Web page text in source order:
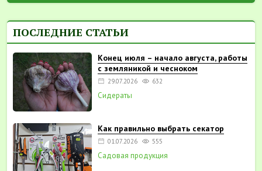
ПОСЛЕДНИЕ СТАТЬИ
Конец июля – начало августа, работы
с земляникой и чесноком
29.07.2026 632
Сидераты
Как правильно выбрать секатор
01.07.2026 555
Садовая продукция